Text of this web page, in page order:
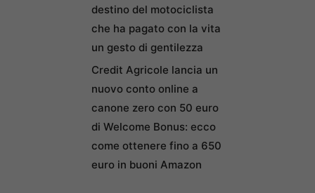
destino del motociclista
che ha pagato con la vita
un gesto di gentilezza
Credit Agricole lancia un
nuovo conto online a
canone zero con 50 euro
di Welcome Bonus: ecco
come ottenere fino a 650
euro in buoni Amazon